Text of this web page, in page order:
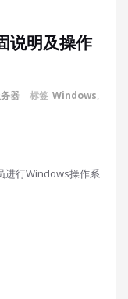
说明及操作
器 标签 Windows,
进行Windows操作系